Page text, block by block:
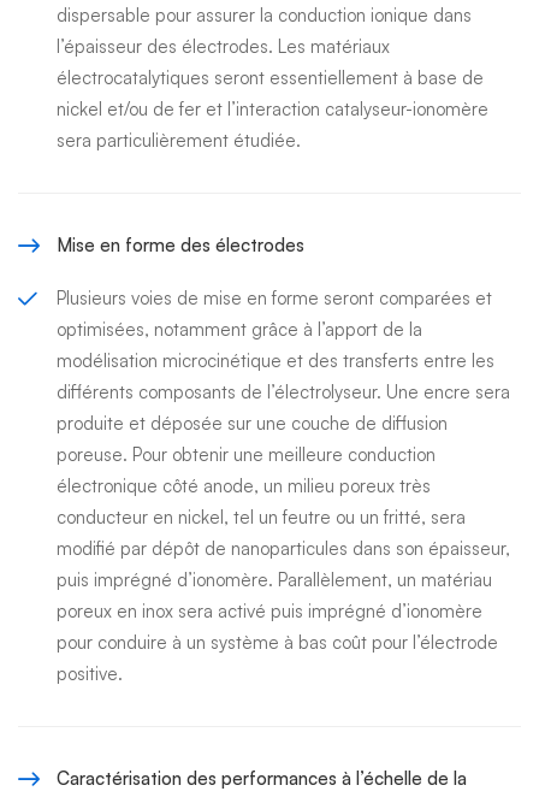
dispersable pour assurer la conduction ionique dans
l’épaisseur des électrodes. Les matériaux
électrocatalytiques seront essentiellement à base de
nickel et/ou de fer et l’interaction catalyseur-ionomère
sera particulièrement étudiée.
Mise en forme des électrodes
Plusieurs voies de mise en forme seront comparées et
optimisées, notamment grâce à l’apport de la
modélisation microcinétique et des transferts entre les
différents composants de l’électrolyseur. Une encre sera
produite et déposée sur une couche de diffusion
poreuse. Pour obtenir une meilleure conduction
électronique côté anode, un milieu poreux très
conducteur en nickel, tel un feutre ou un fritté, sera
modifié par dépôt de nanoparticules dans son épaisseur,
puis imprégné d’ionomère. Parallèlement, un matériau
poreux en inox sera activé puis imprégné d’ionomère
pour conduire à un système à bas coût pour l’électrode
positive.
Caractérisation des performances à l’échelle de la